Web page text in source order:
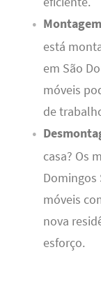
está
em São
móveis
de
casa? Os
Domingos
móveis
nova
esforço.